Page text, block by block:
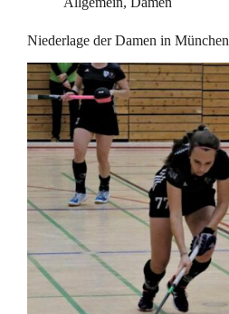
Niederlage der Damen in München